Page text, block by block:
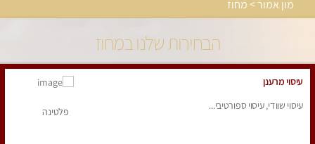
מון אמור > מחוז
הבחירות שלנו במחוז
עיסוי מרענן
עיסוי שוודי, עיסוי ספורטיבי...
פלטינה